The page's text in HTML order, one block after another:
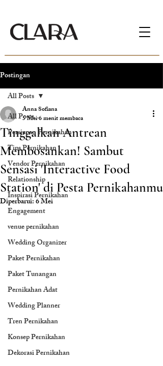
Postingan
All Posts
Persiapan Pernikahan
Tips Pernikahan
Vendor Pernikahan
Relationship
Inspirasi Pernikahan
Engagement
venue pernikahan
Wedding Organizer
Paket Pernikahan
Paket Tunangan
Pernikahan Adat
Wedding Planner
Tren Pernikahan
Konsep Pernikahan
Dekorasi Pernikahan
All Posts
Tinggalkan Antrean
Membosankan! Sambut
Sensasi 'Interactive Food
Station' di Pesta Pernikahanmu
Anna Sofiana
5 Mei6 menit membaca
Diperbarui:6 Mei